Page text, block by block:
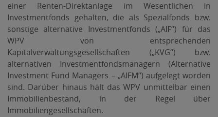
einer Renten-Direktanlage im Wesentlichen in
Investmentfonds gehalten, die als Spezialfonds bzw.
sonstige alternative Investmentfonds („AIF“) für das
WPV von entsprechenden
Kapitalverwaltungsgesellschaften („KVG“) bzw.
alternativen Investmentfondsmanagern (Alternative
Investment Fund Managers – „AIFM“) aufgelegt worden
sind. Darüber hinaus hält das WPV unmittelbar einen
Immobilienbestand, in der Regel über
Immobiliengesellschaften.